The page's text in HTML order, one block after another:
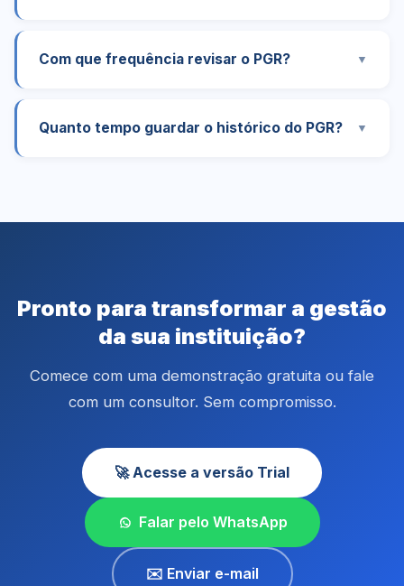
Com que frequência revisar o PGR? ▼
Quanto tempo guardar o histórico do PGR? ▼
Pronto para transformar a gestão
da sua instituição?
Comece com uma demonstração gratuita ou fale
com um consultor. Sem compromisso.
🚀 Acesse a versão Trial
Falar pelo WhatsApp
✉️ Enviar e-mail